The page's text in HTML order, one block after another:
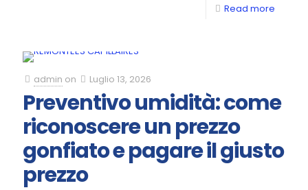
Read more
admin on Luglio 13, 2026
Preventivo umidità: come
riconoscere un prezzo
gonfiato e pagare il giusto
prezzo